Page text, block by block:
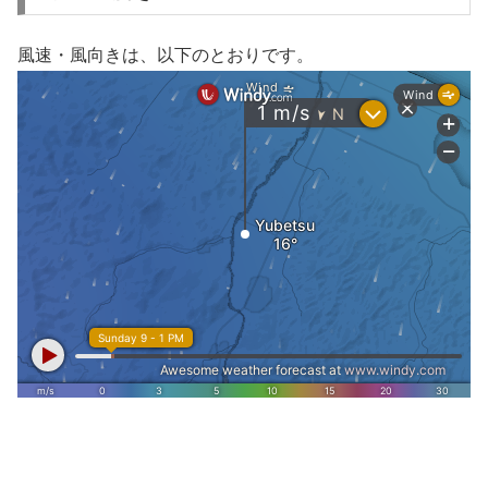
風速・風向きは、以下のとおりです。